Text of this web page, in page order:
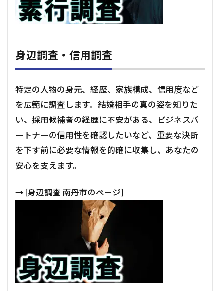
身辺調査・信用調査
特定の人物の身元、経歴、家族構成、信用度など
を広範に調査します。結婚相手の真の姿を知りた
い、採用候補者の経歴に不安がある、ビジネスパ
ートナーの信用性を確認したいなど、重要な決断
を下す前に必要な情報を的確に収集し、あなたの
安心を支えます。
→ [身辺調査 南丹市のページ]